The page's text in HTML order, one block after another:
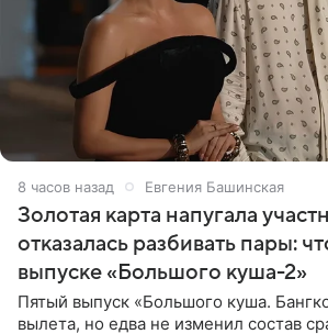
8 часов назад Евгения Башинская
Золотая карта напугала
отказалась разбивать пары:
выпуске «Большого куша-2»
Пятый выпуск «Большого куша.
вылета, но едва не изменил состав